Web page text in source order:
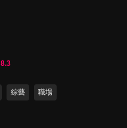
8.3
綜藝 職場